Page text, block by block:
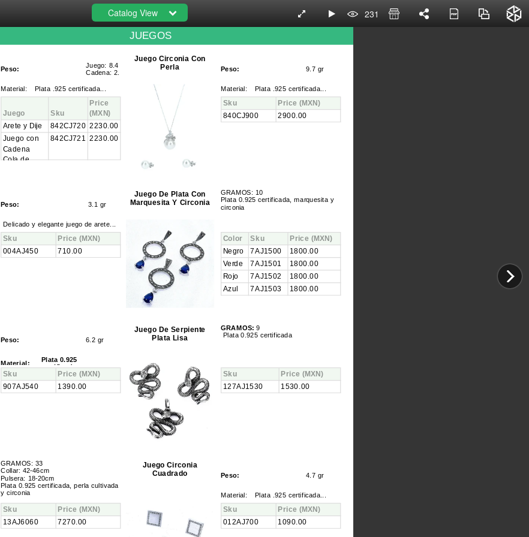
Peso:
Juego: 8.4 gr
Cadena: 2.2 gr
Material : Plata .925 certificada...
Juego Sku
Price
(MXN)
Arete y Dije
842CJ720 2230.00
Juego con
Cadena
Cola de
842CJ721 2230.00
Juego Circonia Con
Perla
Peso: 9.7 gr
Material : Plata .925 certificada...
Sku Price (MXN)
840CJ900
2900.00
Peso: 3.1 gr
Delicado y elegante juego de arete...
Sku Price (MXN)
004AJ450 710.00
Juego De Plata Con
Marquesita Y Circonia
GRAMOS: 10
Plata 0.925 certificada, marquesita y
circonia
Color Sku Price (MXN)
Negro 7AJ1500 1800.00
Verde 7AJ1501 1800.00
Rojo 7AJ1502
1800.00
Azul
7AJ1503 1800.00
Peso: 6.2 gr
Material: Plata 0.925
certificada...
Sku Price (MXN)
907AJ540 1390.00
Juego De Serpiente
Plata Lisa
GRAMOS: 9
Plata 0.925 certificada
Sku Price (MXN)
127AJ1530 1530.00
GRAMOS: 33
Collar: 42-46cm
Pulsera: 18-20cm
Plata 0.925 certificada, perla cultivada
y circonia
Sku Price (MXN)
13AJ6060 7270.00
Juego Circonia
Cuadrado Peso: 4.7 gr
Material: Plata .925 certificada...
Sku Price (MXN)
012AJ700 1090.00
JUEGOS
Catalog View 231